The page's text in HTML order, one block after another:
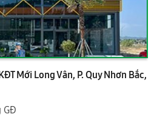
Mới Long Vân, P. Quy Nhơn Bắc,
GĐ